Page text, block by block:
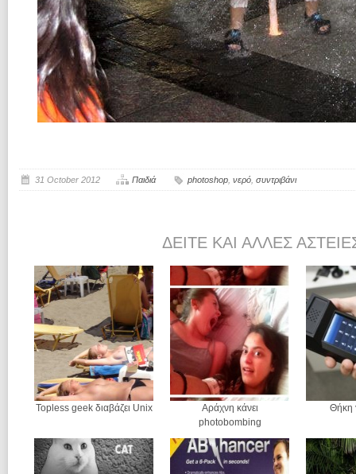
31 October 2012 Παιδιά photoshop νερό συντριβάνι
ΔΕΊΤΕ ΚΑΙ ΆΛΛΕΣ
Topless geek διαβάζει Unix
Αράχνη κάνει
photobombing
Θήκη